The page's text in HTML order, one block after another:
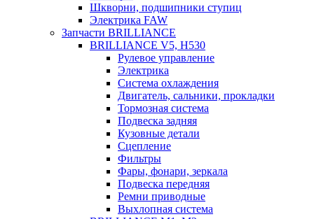
Шкворни, подшипники ступиц
Электрика FAW
Запчасти BRILLIANCE
BRILLIANCE V5, H530
Рулевое управление
Электрика
Система охлаждения
Двигатель, сальники, прокладки
Тормозная система
Подвеска задняя
Кузовные детали
Сцепление
Фильтры
Фары, фонари, зеркала
Подвеска передняя
Ремни приводные
Выхлопная система